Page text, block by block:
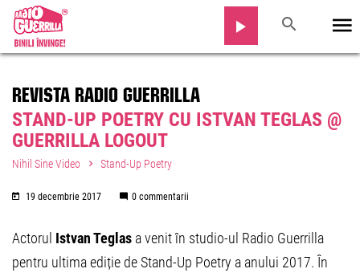
REVISTA RADIO GUERRILLA
STAND-UP POETRY CU ISTVAN TEGLAS @
GUERRILLA LOGOUT
Nihil Sine Video Stand-Up Poetry
19 decembrie 2017 0 commentarii
Actorul Istvan Teglas a venit în studio-ul Radio Guerrilla
pentru ultima ediție de Stand-Up Poetry a anului 2017. În